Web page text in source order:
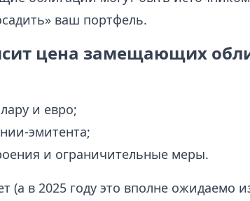
ваш портфель.
цена замещающих
и евро;
эмитента;
и ограничительные меры.
(а в 2025 году это вполне ожидаемо